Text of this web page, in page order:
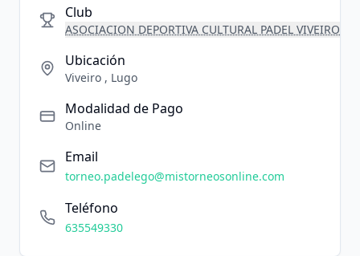
Club
ASOCIACION DEPORTIVA CULTURAL PADEL VIVEIRO
Ubicación
Viveiro , Lugo
Modalidad de Pago
Online
Email
torneo.padelego@mistorneosonline.com
Teléfono
635549330